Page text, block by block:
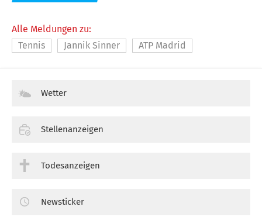
Alle Meldungen zu:
Tennis
Jannik Sinner ATP Madrid
Wetter
Stellenanzeigen
Todesanzeigen
Newsticker